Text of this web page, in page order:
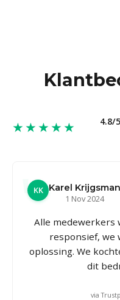
★★★★★ 4.8/5
KK Karel Krijgsman
1 Nov 2024
Alle medewerkers
responsief, we
oplossing. We
dit
via